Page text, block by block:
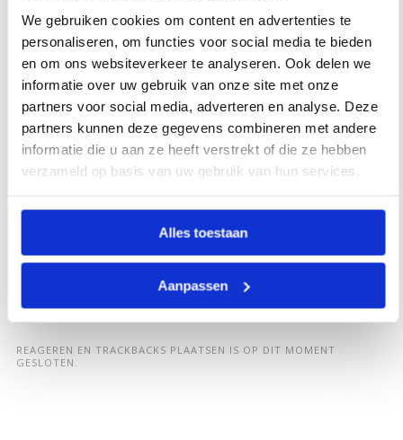
We gebruiken cookies om content en advertenties te
personaliseren, om functies voor social media te bieden
en om ons websiteverkeer te analyseren. Ook delen we
informatie over uw gebruik van onze site met onze
partners voor social media, adverteren en analyse. Deze
partners kunnen deze gegevens combineren met andere
informatie die u aan ze heeft verstrekt of die ze hebben
verzameld op basis van uw gebruik van hun services.
Alles toestaan
Aanpassen
REAGEREN EN TRACKBACKS PLAATSEN IS OP DIT MOMENT
GESLOTEN.